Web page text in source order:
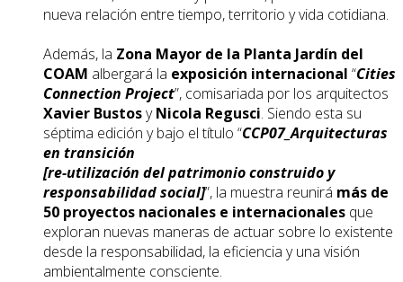
nueva relación entre tiempo, territorio y vida cotidiana.
Además, la Zona Mayor de la Planta Jardín del
COAM albergará la exposición internacional “Cities
Connection Project”, comisariada por los arquitectos
Xavier BustosyNicola Regusci. Siendo esta su
séptima edición y bajo el título “CCP07_Arquitecturas
en transición
[re-utilización del patrimonio construido y
responsabilidad social]”, la muestra reunirá más de
50 proyectos nacionales e internacionales que
exploran nuevas maneras de actuar sobre lo existente
desde la responsabilidad, la eficiencia y una visión
ambientalmente consciente.